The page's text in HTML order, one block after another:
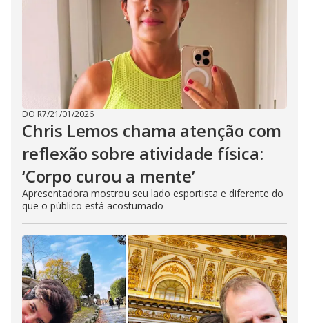
DO R7/21/01/2026
Chris Lemos chama atenção com
reflexão sobre atividade física:
‘Corpo curou a mente’
Apresentadora mostrou seu lado esportista e diferente do
que o público está acostumado